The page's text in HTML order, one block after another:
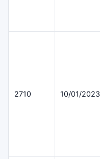
2710 10/01/2023